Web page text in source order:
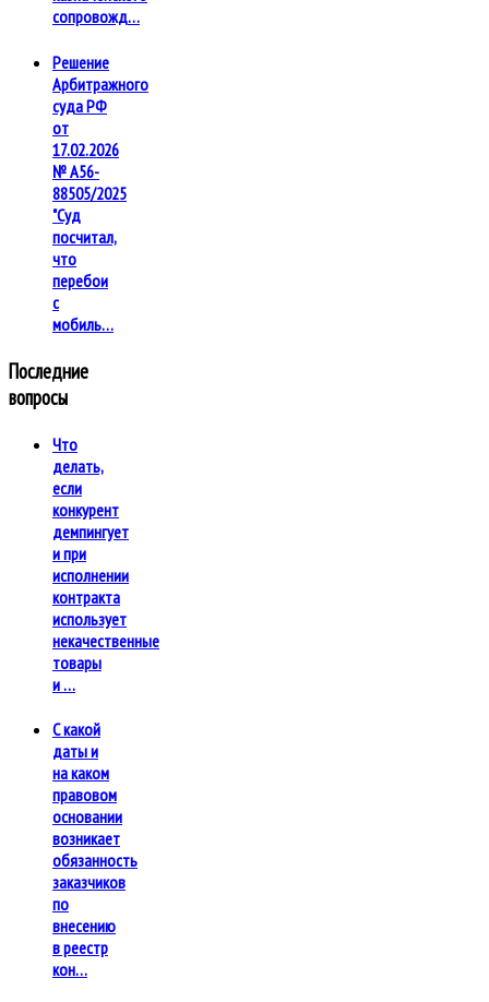
сопровожд…
Решение
Арбитражного
суда РФ
от
17.02.2026
№ А56-
88505/2025
"Суд
посчитал,
что
перебои
с
мобиль…
Последние
вопросы
Что
делать,
если
конкурент
демпингует
и при
исполнении
контракта
использует
некачественные
товары
и …
С какой
даты и
на каком
правовом
основании
возникает
обязанность
заказчиков
по
внесению
в реестр
кон…